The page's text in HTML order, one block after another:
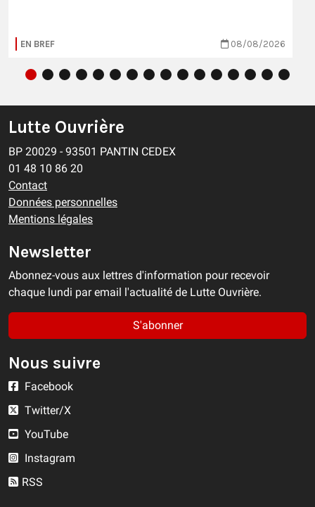
EN BREF 08/08/2026
Lutte Ouvrière
BP 20029 - 93501 PANTIN CEDEX
01 48 10 86 20
Contact
Données personnelles
Mentions légales
Newsletter
Abonnez-vous aux lettres d'information pour recevoir
chaque lundi par email l'actualité de Lutte Ouvrière.
S'abonner
Nous suivre
Facebook
Twitter/X
YouTube
Instagram
RSS